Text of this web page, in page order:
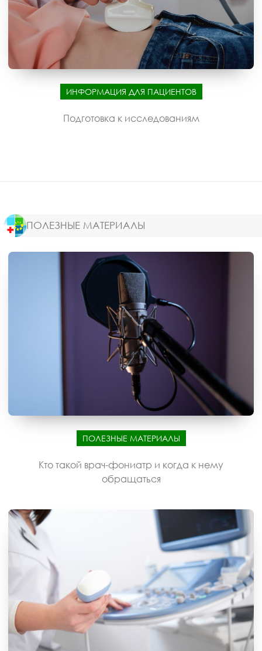
ИНФОРМАЦИЯ ДЛЯ ПАЦИЕНТОВ
Подготовка к исследованиям
ПОЛЕЗНЫЕ МАТЕРИАЛЫ
ПОЛЕЗНЫЕ МАТЕРИАЛЫ
Кто такой врач-фониатр и когда к нему
обращаться